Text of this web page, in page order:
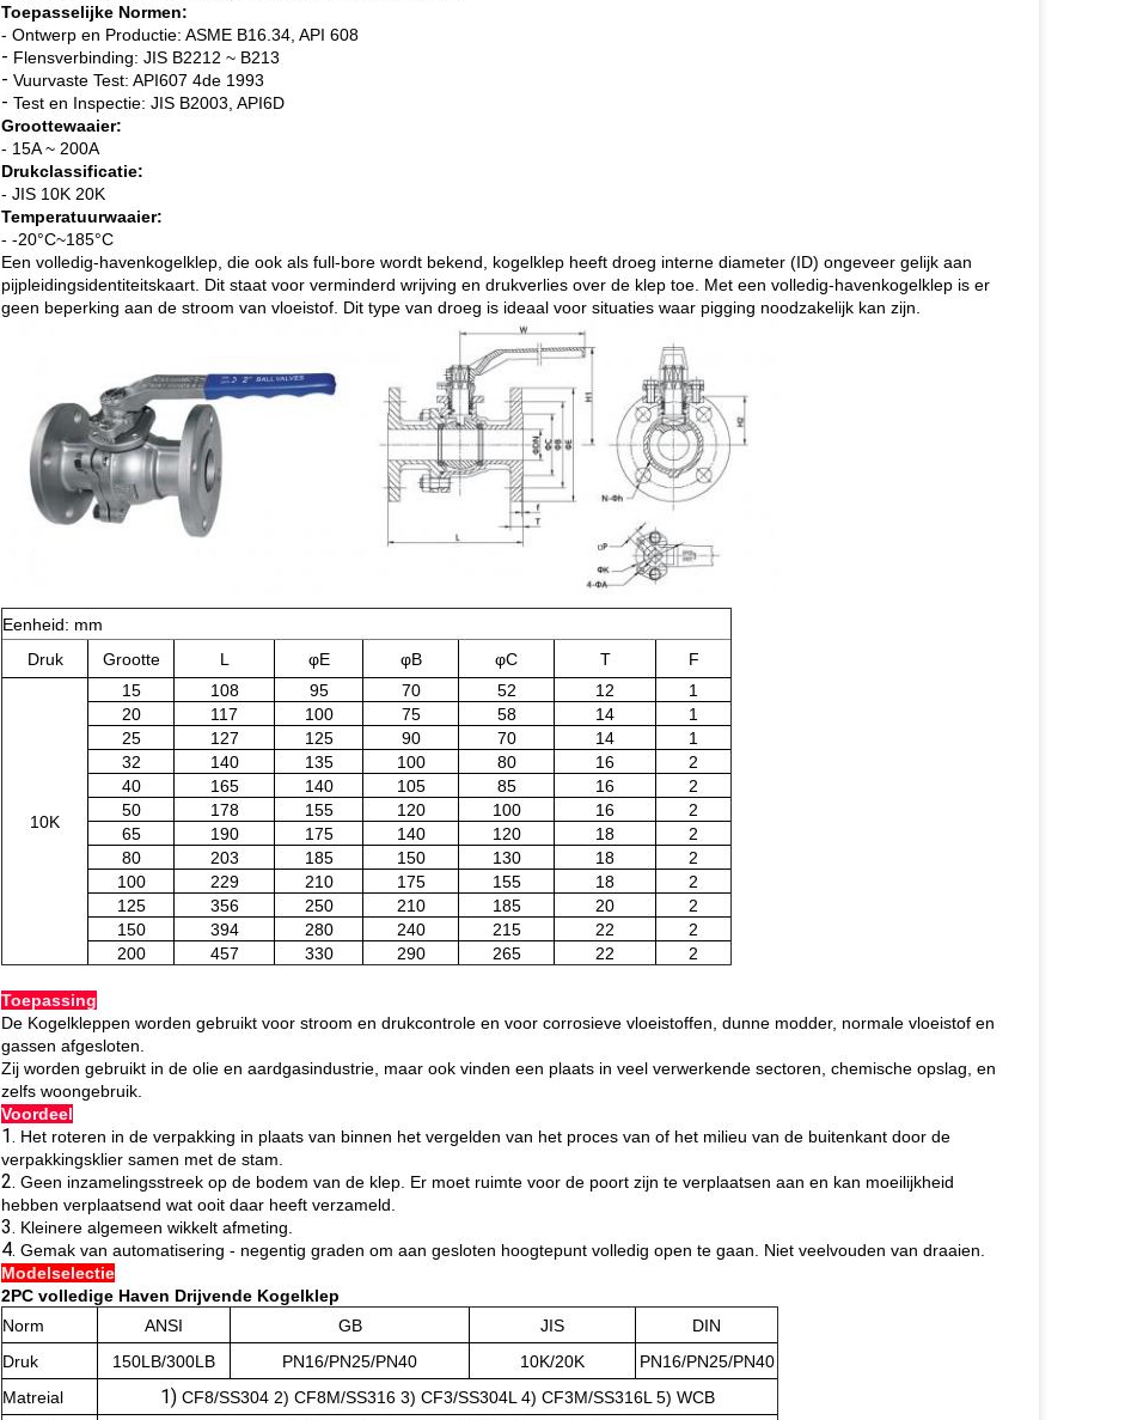
Toepasselijke Normen:
- Ontwerp en Productie: ASME B16.34, API 608
- Flensverbinding: JIS B2212 ~ B213
- Vuurvaste Test: API607 4de 1993
- Test en Inspectie: JIS B2003, API6D
Groottewaaier:
- 15A ~ 200A
Drukclassificatie:
- JIS 10K 20K
Temperatuurwaaier:
- -20°C~185°C
Een volledig-havenkogelklep, die ook als full-bore wordt bekend, kogelklep heeft droeg interne diameter (ID) ongeveer gelijk aan
pijpleidingsidentiteitskaart. Dit staat voor verminderd wrijving en drukverlies over de klep toe. Met een volledig-havenkogelklep is er
geen beperking aan de stroom van vloeistof. Dit type van droeg is ideaal voor situaties waar pigging noodzakelijk kan zijn.
Eenheid: mm
Druk
Grootte L φE φB φC T F
10K
15 108 95 70 52 12
1
20
117 100 75 58 14
1
25
127 125 90 70 14
1
32
140 135 100 80 16
2
40
165 140 105 85 16
2
50
178 155 120 100 16
2
65
190 175 140 120 18
2
80
203 185 150 130 18
2
100
229 210 175 155 18
2
125
356 250 210 185 20
2
150
394 280 240 215 22
2
200
457 330 290 265 22 2
Toepassing
De Kogelkleppen worden gebruikt voor stroom en drukcontrole en voor corrosieve vloeistoffen, dunne modder, normale vloeistof en
gassen afgesloten.
Zij worden gebruikt in de olie en aardgasindustrie, maar ook vinden een plaats in veel verwerkende sectoren, chemische opslag, en
zelfs woongebruik.
Voordeel
1. Het roteren in de verpakking in plaats van binnen het vergelden van het proces van of het milieu van de buitenkant door de
verpakkingsklier samen met de stam.
2. Geen inzamelingsstreek op de bodem van de klep. Er moet ruimte voor de poort zijn te verplaatsen aan en kan moeilijkheid
hebben verplaatsend wat ooit daar heeft verzameld.
3. Kleinere algemeen wikkelt afmeting.
4. Gemak van automatisering - negentig graden om aan gesloten hoogtepunt volledig open te gaan. Niet veelvouden van draaien.
Modelselectie
2PC volledige Haven Drijvende Kogelklep
Norm
ANSI GB JIS
DIN
Druk
150LB/300LB PN16/PN25/PN40 10K/20K
PN16/PN25/PN40
Matreial
1) CF8/SS304 2) CF8M/SS316 3) CF3/SS304L 4) CF3M/SS316L 5) WCB